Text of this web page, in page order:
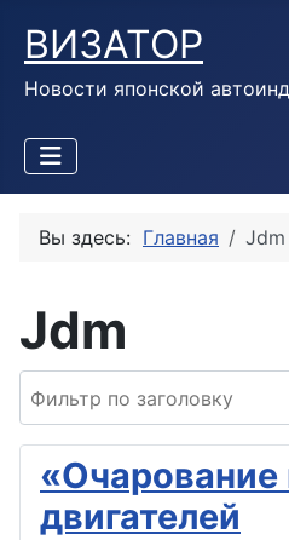
ВИЗАТОР
Новости японской
Вы здесь: Главная Jdm
Jdm
«Очарование
двигателей